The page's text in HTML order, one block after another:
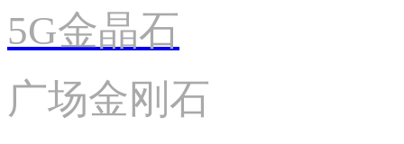
5G金晶石
广场金刚石